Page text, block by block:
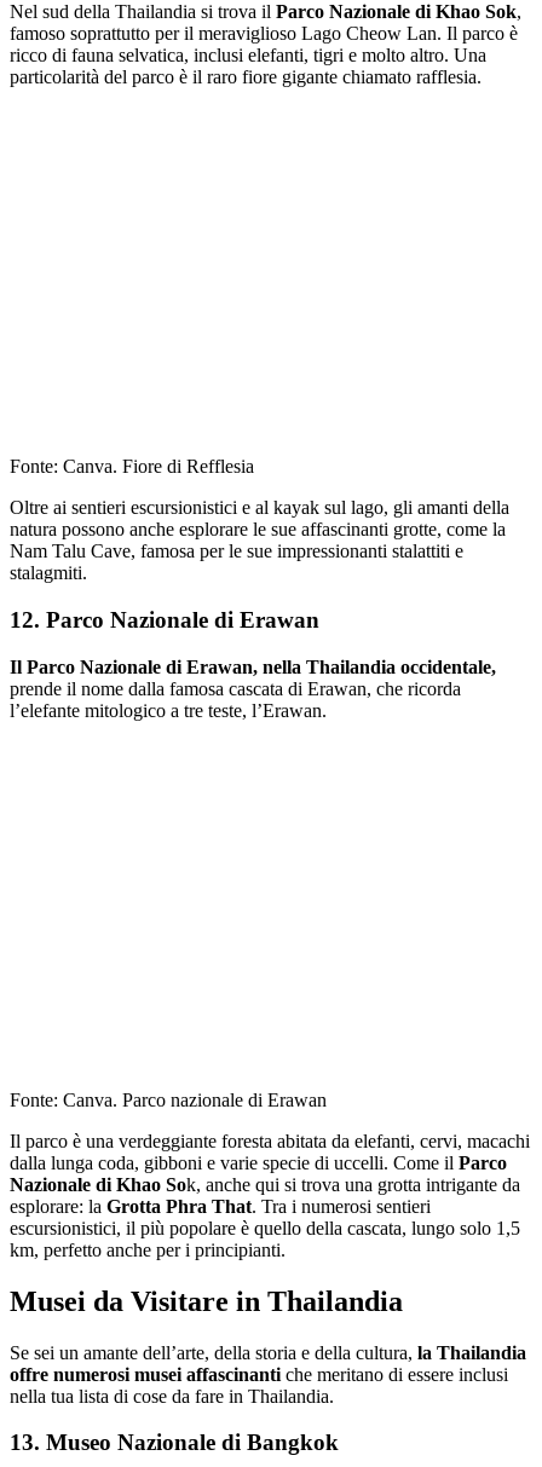
Nel sud della Thailandia si trova il Parco Nazionale di Khao Sok,
famoso soprattutto per il meraviglioso Lago Cheow Lan. Il parco è
ricco di fauna selvatica, inclusi elefanti, tigri e molto altro. Una
particolarità del parco è il raro fiore gigante chiamato rafflesia.
Fonte: Canva. Fiore di Refflesia
Oltre ai sentieri escursionistici e al kayak sul lago, gli amanti della
natura possono anche esplorare le sue affascinanti grotte, come la
Nam Talu Cave, famosa per le sue impressionanti stalattiti e
stalagmiti.
12. Parco Nazionale di Erawan
Il Parco Nazionale di Erawan, nella Thailandia occidentale,
prende il nome dalla famosa cascata di Erawan, che ricorda
l’elefante mitologico a tre teste, l’Erawan.
Fonte: Canva. Parco nazionale di Erawan
Il parco è una verdeggiante foresta abitata da elefanti, cervi, macachi
dalla lunga coda, gibboni e varie specie di uccelli. Come il Parco
Nazionale di Khao Sok, anche qui si trova una grotta intrigante da
esplorare: la Grotta Phra That. Tra i numerosi sentieri
escursionistici, il più popolare è quello della cascata, lungo solo 1,5
km, perfetto anche per i principianti.
Musei da Visitare in Thailandia
Se sei un amante dell’arte, della storia e della cultura, la Thailandia
offre numerosi musei affascinanti che meritano di essere inclusi
nella tua lista di cose da fare in Thailandia.
13. Museo Nazionale di Bangkok